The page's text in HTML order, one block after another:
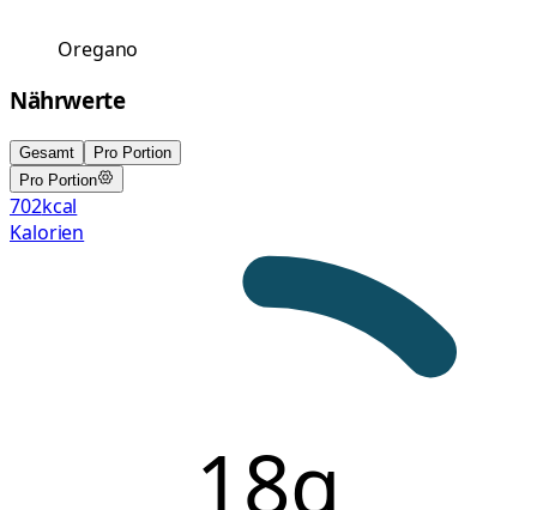
Oregano
Nährwerte
Gesamt
Pro Portion
Pro Portion
702kcal
Kalorien
18g